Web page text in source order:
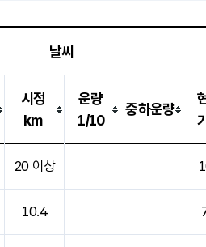
날씨
시정
km
운량
1/10
중하운량
20 이상
10.4